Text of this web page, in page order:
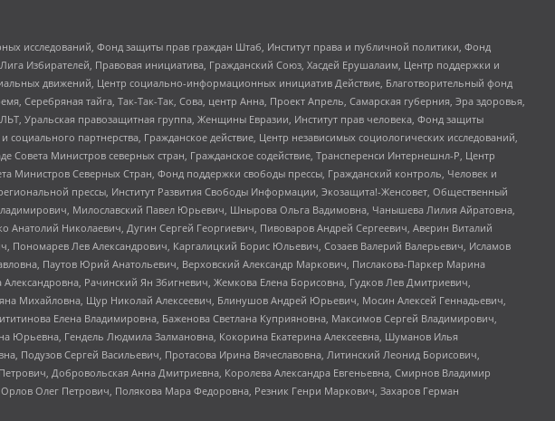
исследований, Фонд защиты прав граждан Штаб, Институт права и публичной политики, Фонд
Избирателей, Правовая инициатива, Гражданский Союз, Хасдей Ерушалаим, Центр поддержки и
движений, Центр социально-информационных инициатив Действие, Благотворительный фонд
тайга, Так-Так-Так, Сова, центр Анна, Проект Апрель, Самарская губерния, Эра здоровья,
Уральская правозащитная группа, Женщины Евразии, Институт прав человека, Фонд защиты
партнерства, Гражданское действие, Центр независимых социологических исследований,
Министров северных стран, Гражданское содействие, Трансперенси Интернешнл-Р, Центр
Министров Северных Стран, Фонд поддержки свободы прессы, Гражданский контроль, Человек и
прессы, Институт Развития Свободы Информации, Экозащита!-Женсовет, Общественный
Милославский Павел Юрьевич, Шнырова Ольга Вадимовна, Чанышева Лилия Айратовна,
Анатолий Николаевич, Дугин Сергей Георгиевич, Пивоваров Андрей Сергеевич, Аверин Виталий
Лев Александрович, Каргалицкий Борис Юльевич, Созаев Валерий Валерьевич, Исламов
Паутов Юрий Анатольевич, Верховский Александр Маркович, Пислакова-Паркер Марина
Рачинский Ян Збигневич, Жемкова Елена Борисовна, Гудков Лев Дмитриевич,
Михайловна, Щур Николай Алексеевич, Блинушов Андрей Юрьевич, Мосин Алексей Геннадьевич,
Елена Владимировна, Баженова Светлана Куприяновна, Максимов Сергей Владимирович,
Юрьевна, Гендель Людмила Залмановна, Кокорина Екатерина Алексеевна, Шуманов Илья
Сергей Васильевич, Протасова Ирина Вячеславовна, Литинский Леонид Борисович,
Добровольская Анна Дмитриевна, Королева Александра Евгеньевна, Смирнов Владимир
Олег Петрович, Полякова Мара Федоровна, Резник Генри Маркович, Захаров Герман